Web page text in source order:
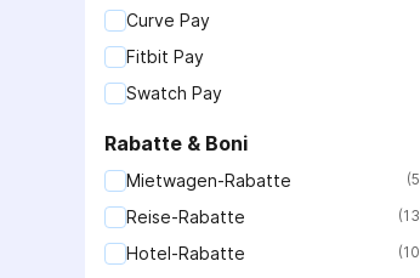
Curve Pay
Fitbit Pay
Swatch Pay
Rabatte & Boni
Mietwagen-Rabatte (5
Reise-Rabatte (13
Hotel-Rabatte (10